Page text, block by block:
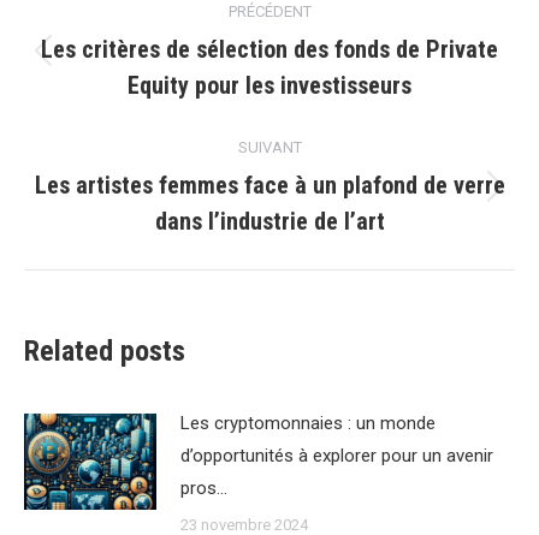
article
PRÉCÉDENT
précédent
Les critères de sélection des fonds de Private
Equity pour les investisseurs
SUIVANT
suivant
:
Les artistes femmes face à un plafond de verre
dans l’industrie de l’art
Related posts
Les cryptomonnaies : un monde
d’opportunités à explorer pour un avenir
pros…
23 novembre 2024